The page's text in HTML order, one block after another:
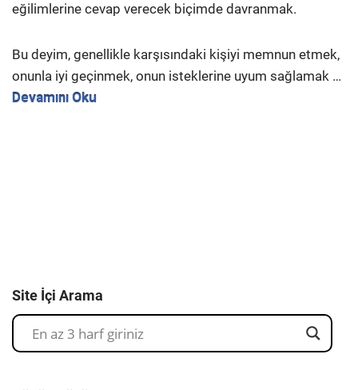
eğilimlerine cevap verecek biçimde davranmak.
Bu deyim, genellikle karşısındaki kişiyi memnun etmek,
onunla iyi geçinmek, onun isteklerine uyum sağlamak …
Devamını Oku
Site İçi Arama